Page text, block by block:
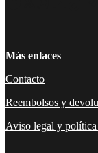
Más enlaces
Contacto
Reembolsos y
Aviso legal y